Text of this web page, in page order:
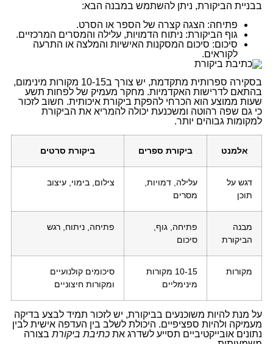
בבניית הביקורת, ניתן להשתמש במבנה הבא:
פתיחה: הצגה קצרה של הספר או הסרט.
גוף הביקורת: ניתוח הדמויות, עלילה והמסרים המרכזיים.
סיכום: סיכום המסקנות האישיות והמלצה או התרעה
לקוראים.
בסקירה ספרותית מתקדמת, יש צורך ב10-15 מקורות מינימום,
בהתאם לדרישות האקדמיות. מחקר מעמיק של לפחות תשע
שעות ממוצע הוא הכרחי להפקת ביקורת איכותית. חשוב לזכור
כי גם שפה רהוטה ומשכנעת יכולה להמריא את הביקורת
למקומות גבוהים יותר.
אלמנט ביקורת ספרים ביקורת סרטים
דגש על
תוכן
עלילה, דמויות,
מסרים
צילום, בימוי, עיצוב
מבנה
הביקורת
פתיחה, גוף,
סיכום
פתיחה, ניתוח, רגש
מקורות
10-15 מקורות
מינימליים
סיכומים קולנועיים
ומקורות חיצוניים
על מנת להיות משוכנעים בביקורת, יש לזכור תמיד לבצע בדיקה
מעמיקה ולהיות ספציפיים. היכולת לשלב בין העדפה אישית לבין
נתונים אובייקטיביים תסייע לשדרג את כתיבת ביקורתבצורה